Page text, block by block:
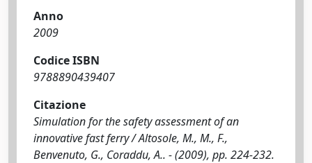
Anno
2009
Codice ISBN
9788890439407
Citazione
Simulation for the safety assessment of an
innovative fast ferry / Altosole, M., M., F.,
Benvenuto, G., Coraddu, A.. - (2009), pp. 224-232.